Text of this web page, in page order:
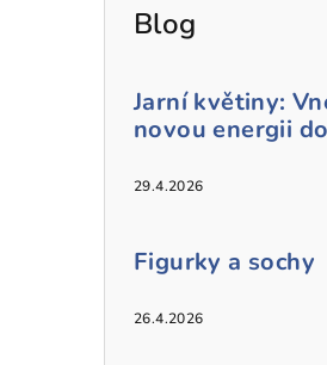
Blog
Jarní květiny:
novou energii
29.4.2026
Figurky a sochy
26.4.2026